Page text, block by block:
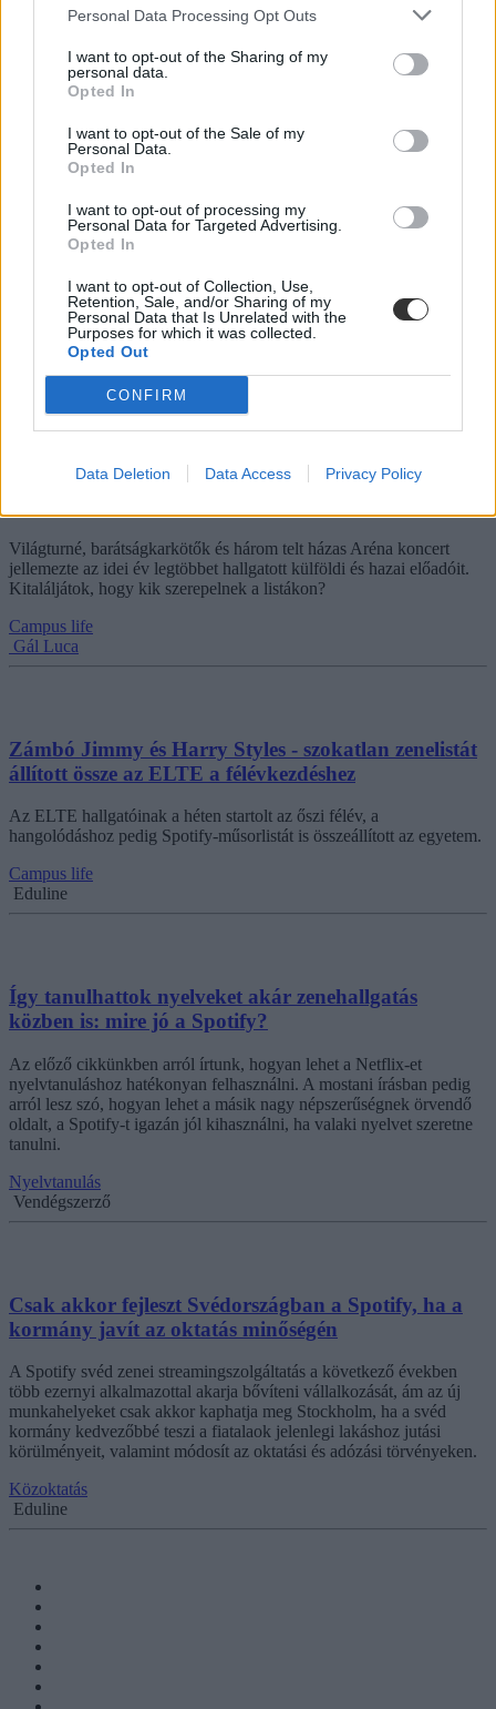
Personal Data Processing Opt Outs
I want to opt-out of the Sharing of my
personal data.
Opted In
I want to opt-out of the Sale of my
Personal Data.
Opted In
I want to opt-out of processing my
Personal Data for Targeted Advertising.
Opted In
I want to opt-out of Collection, Use,
Retention, Sale, and/or Sharing of my
Personal Data that Is Unrelated with the
Purposes for which it was collected.
Opted Out
CONFIRM
Data Deletion Data Access Privacy Policy
Gál Luca
Spotify: ők voltak 2023 legtöbbet hallgatott
Világturné, barátságkarkötők és három telt házas Aréna koncert
jellemezte az idei év legtöbbet hallgatott külföldi és hazai előadóit.
Kitaláljátok, hogy kik szerepelnek a listákon?
Campus life
Gál Luca
Zámbó Jimmy és Harry Styles - szokatlan zenelistát
állított össze az ELTE a félévkezdéshez
Az ELTE hallgatóinak a héten startolt az őszi félév, a
hangolódáshoz pedig Spotify-műsorlistát is összeállított az egyetem.
Campus life
Eduline
Így tanulhattok nyelveket akár zenehallgatás
közben is: mire jó a Spotify?
Az előző cikkünkben arról írtunk, hogyan lehet a Netflix-et
nyelvtanuláshoz hatékonyan felhasználni. A mostani írásban pedig
arról lesz szó, hogyan lehet a másik nagy népszerűségnek örvendő
oldalt, a Spotify-t igazán jól kihasználni, ha valaki nyelvet szeretne
tanulni.
Nyelvtanulás
Vendégszerző
Csak akkor fejleszt Svédországban a Spotify, ha a
kormány javít az oktatás minőségén
A Spotify svéd zenei streamingszolgáltatás a következő években
több ezernyi alkalmazottal akarja bővíteni vállalkozását, ám az új
munkahelyeket csak akkor kaphatja meg Stockholm, ha a svéd
kormány kedvezőbbé teszi a fiatalaok jelenlegi lakáshoz jutási
körülményeit, valamint módosít az oktatási és adózási törvényeken.
Közoktatás
Eduline